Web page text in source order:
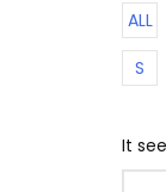
ALL
S
It